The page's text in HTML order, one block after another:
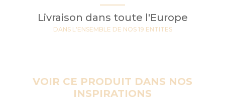
Livraison dans toute l'Europe
DANS L'ENSEMBLE DE NOS 19 ENTITES
VOIR CE PRODUIT DANS NOS
INSPIRATIONS